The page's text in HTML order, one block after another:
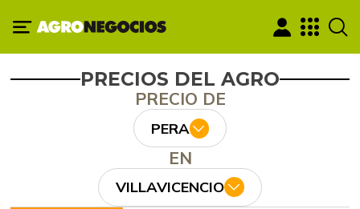
PRECIOS DEL AGRO
PRECIO DE
PERA
EN
VILLAVICENCIO